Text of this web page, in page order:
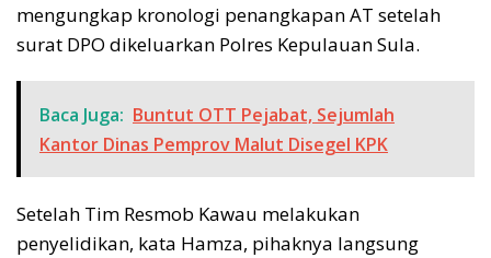
mengungkap kronologi penangkapan AT setelah
surat DPO dikeluarkan Polres Kepulauan Sula.
Baca Juga: Buntut OTT Pejabat, Sejumlah
Kantor Dinas Pemprov Malut Disegel KPK
Setelah Tim Resmob Kawau melakukan
penyelidikan, kata Hamza, pihaknya langsung